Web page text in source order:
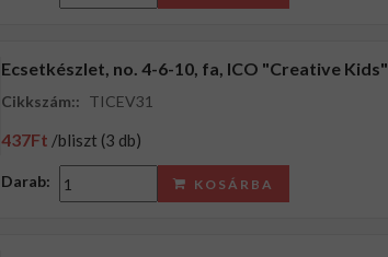
Ecsetkészlet, no. 4-6-10, fa, ICO "Creative Kids"
Cikkszám:: TICEV31
437Ft /bliszt (3 db)
Darab: KOSÁRBA